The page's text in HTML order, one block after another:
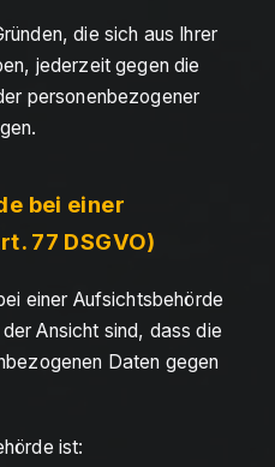
die sich aus Ihrer
jederzeit gegen die
personenbezogener
bei einer
77 DSGVO)
einer Aufsichtsbehörde
Ansicht sind, dass die
Daten gegen
ist: